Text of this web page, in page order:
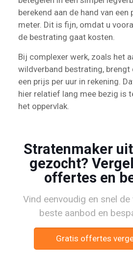
berekend aan de hand van
meter. Dit is fijn, omdat u
de bestrating gaat kosten.
Bij complexer werk, zoals het
wildverband bestrating, brengt
een prijs per uur in rekening.
hier relatief lang mee bezig is
het oppervlak.
Stratenmaker
gezocht?
offertes en
Vind eenvoudig en snel
beste aanbod en
Gratis offertes